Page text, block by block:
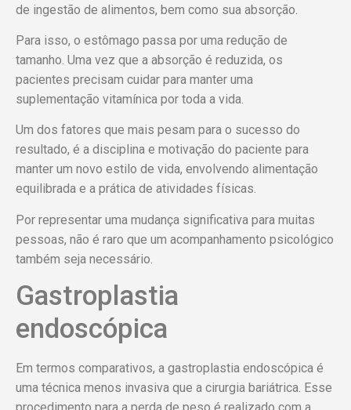
de ingestão de alimentos, bem como sua absorção.
Para isso, o estômago passa por uma redução de
tamanho. Uma vez que a absorção é reduzida, os
pacientes precisam cuidar para manter uma
suplementação vitamínica por toda a vida.
Um dos fatores que mais pesam para o sucesso do
resultado, é a disciplina e motivação do paciente para
manter um novo estilo de vida, envolvendo alimentação
equilibrada e a prática de atividades físicas.
Por representar uma mudança significativa para muitas
pessoas, não é raro que um acompanhamento psicológico
também seja necessário.
Gastroplastia
endoscópica
Em termos comparativos, a gastroplastia endoscópica é
uma técnica menos invasiva que a cirurgia bariátrica. Esse